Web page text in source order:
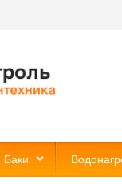
Баки